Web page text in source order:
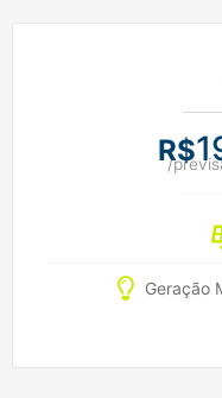
R$
/
Geração